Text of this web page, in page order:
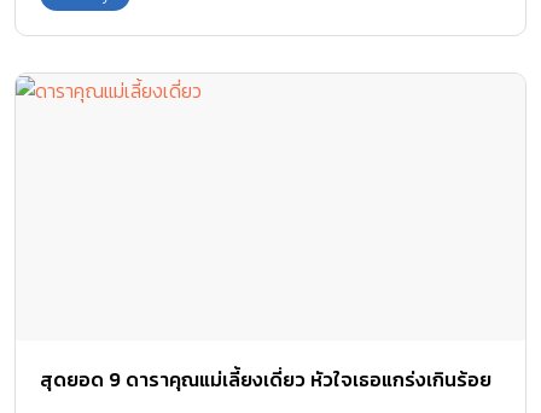
สุดยอด 9 ดาราคุณแม่เลี้ยงเดี่ยว หัวใจเธอแกร่งเกินร้อย